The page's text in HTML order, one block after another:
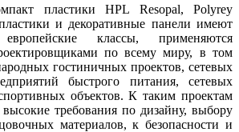
пластики HPL Resopal, Polyrey
и декоративные панели имеют
классы, применяются
по всему миру, в том
гостиничных проектов, сетевых
быстрого питания, сетевых
объектов. К таким проектам
требования по дизайну, выбору
материалов, к безопасности и